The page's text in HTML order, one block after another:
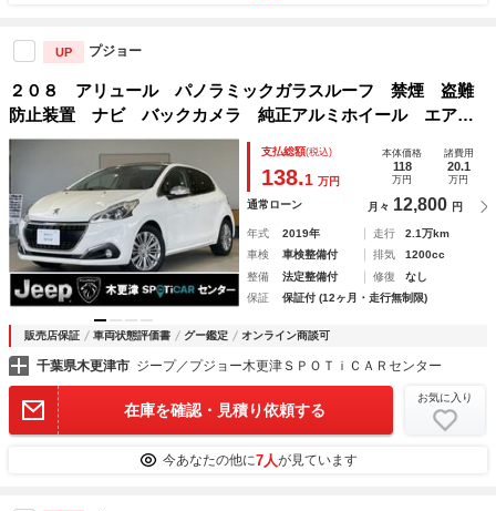
UP プジョー
２０８ アリュール パノラミックガラスルーフ 禁煙 盗難
防止装置 ナビ バックカメラ 純正アルミホイール エアコ
ン ＥＳＣ ＥＴＣ ＡＢＳ ターボ 記録簿 エアバッグ
パワーステアリング パワーウィンドウ
支払総額(税込)
138.1 万円
本体価格
118
万円
諸費用
20.1
万円
通常ローン 月々 12,800 円
年式 2019年 走行
2.1万km
車検
車検整備付 排気
1200cc
整備
法定整備付 修復
なし
保証
保証付 (12ヶ月・走行無制限)
販売店保証 車両状態評価書 グー鑑定 オンライン商談可
千葉県木更津市 ジープ／プジョー木更津ＳＰＯＴｉＣＡＲセンター
在庫を確認・見積り依頼する
お気に入り
今あなたの他に7人が見ています